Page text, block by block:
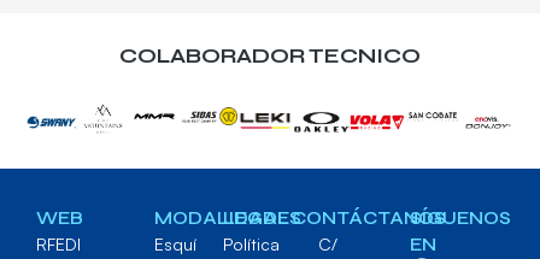
COLABORADOR TECNICO
WEB
RFEDI
MODALIDADES
Esquí
LEGAL
Política
CONTÁCTANOS
C/
SÍGUENOS
EN